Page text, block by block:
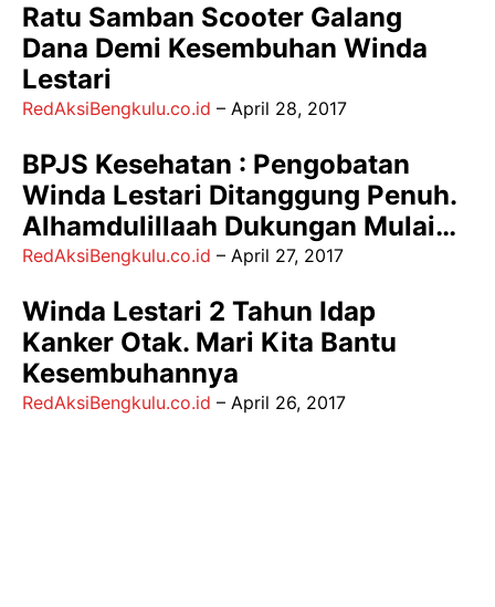
Ratu Samban Scooter Galang
Dana Demi Kesembuhan Winda
Lestari
RedAksiBengkulu.co.id – April 28, 2017
BPJS Kesehatan : Pengobatan
Winda Lestari Ditanggung Penuh.
Alhamdulillaah Dukungan Mulai…
RedAksiBengkulu.co.id – April 27, 2017
Winda Lestari 2 Tahun Idap
Kanker Otak. Mari Kita Bantu
Kesembuhannya
RedAksiBengkulu.co.id – April 26, 2017